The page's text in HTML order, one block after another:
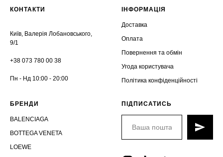
КОНТАКТИ
Київ, Валерія Лобановського,
9/1
+38 073 780 00 38
Пн - Нд 10:00 - 20:00
ІНФОРМАЦІЯ
Доставка
Оплата
Повернення та обмін
Угода користувача
Політика конфіденційності
БРЕНДИ
BALENCIAGA
BOTTEGA VENETA
LOEWE
ПІДПИСАТИСЬ